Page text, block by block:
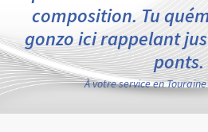
composition. Tu
gonzo ici rappelant
ponts.
À votre service en